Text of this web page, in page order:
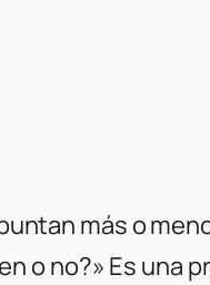
más o
o no?» Es una